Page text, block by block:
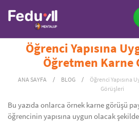
Öğrenci Yapısına
Öğretmen Karne
ANA SAYFA / BLOG /
Öğrenci Yapısına
Görüşleri
Bu yazıda onlarca örnek karne görüşü
öğrencinin yapısına uygun olacak